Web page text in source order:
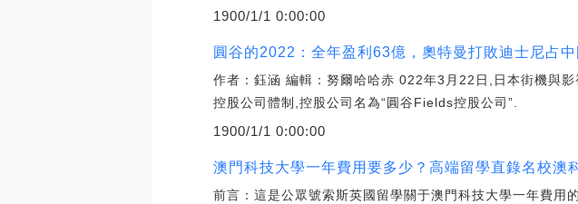
1900/1/1 0:00:00
圓谷的2022：全年盈利63億，奧特曼打敗迪士尼占
作者：鈺涵 編輯：努爾哈哈赤 022年3月22日,日本街機與
控股公司體制,控股公司名為“圓谷Fields控股公司”.
1900/1/1 0:00:00
澳門科技大學一年費用要多少？高端留學直錄名校澳
前言：這是公眾號索斯英國留學關于澳門科技大學一年費